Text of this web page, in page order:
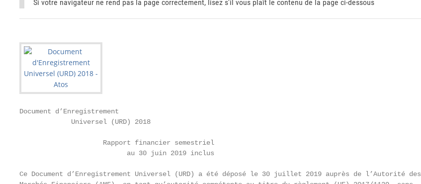
Si votre navigateur ne rend pas la page correctement, lisez s'il vous plaît le contenu de la page ci-dessous
Document d’Enregistrement
             Universel (URD) 2018
                     Rapport financier semestriel
                           au 30 juin 2019 inclus
Ce Document d’Enregistrement Universel (URD) a été déposé le 30 juillet 2019 auprès de l’Autorité des